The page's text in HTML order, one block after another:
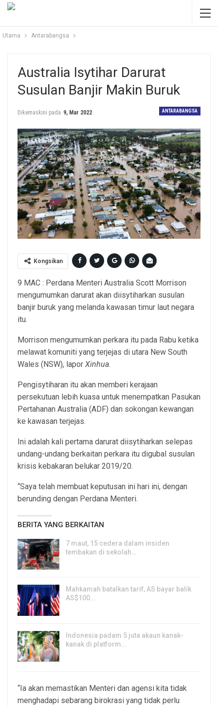
Utama Antarabangsa
Australia Isytihar Darurat
Susulan Banjir Makin Buruk
ANTARABANGSA
Dikemaskini pada 9, Mar 2022
Kongsikan
9 MAC : Perdana Menteri Australia Scott Morrison
mengumumkan darurat akan diisytiharkan susulan
banjir buruk yang melanda kawasan timur laut negara
itu.
Morrison mengumumkan perkara itu pada Rabu ketika
melawat komuniti yang terjejas di utara New South
Wales (NSW), lapor Xinhua.
Pengisytiharan itu akan memberi kerajaan
persekutuan lebih kuasa untuk menempatkan Pasukan
Pertahanan Australia (ADF) dan sokongan kewangan
ke kawasan terjejas.
Ini adalah kali pertama darurat diisytiharkan selepas
undang-undang berkaitan perkara itu digubal susulan
krisis kebakaran belukar 2019/20.
“Saya telah membuat keputusan ini hari ini, dengan
berunding dengan Perdana Menteri.
BERITA YANG BERKAITAN
7 maut, 15 cedera dalam insiden
tembakan di sekolah…
Mahkamah batalkan tarif, AS bayar balik
AS$100…
Indonesia padam 5 juta akaun kanak-
kanak di platform…
“Ia akan memastikan Menteri dan agensi kita tidak
menghadapi sebarang birokrasi yang tidak perlu